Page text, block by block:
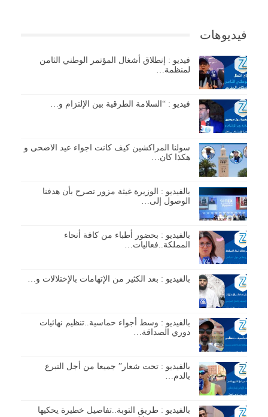
فيديوهات
فيديو : إنطلاق أشغال المؤتمر الوطني الثامن
لمنظمة…
فيديو : “السلامة الطرقية بين الإلتزام و…
سولنا المراكشين كيف كانت اجواء عيد الاضحى و
هكذا كان…
بالفيديو : الوزيرة غيثة مزور تصرح بأن هدفنا
الوصول إلى…
بالفيديو : بحضور أطباء من كافة أنحاء
المملكة..فعاليات…
بالفيديو : بعد الكثير من الإتهامات بالإختلالات و…
بالفيديو : وسط أجواء حماسية..تنظيم نهائيات
دوري الصداقة…
بالفيديو : تحت شعار” جميعا من أجل التبرع
بالدم…
بالفيديو : طريق التوبة..تفاصيل خطيرة يحكيها